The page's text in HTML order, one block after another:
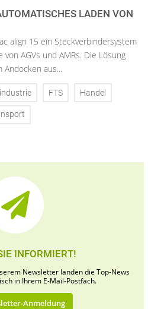
LADEN VON
align 15 ein Steckverbindersystem
AGVs und AMRs. Die Lösung
aus...
FTS Handel
INFORMIERT!
Newsletter landen die Top-News
in Ihrem E-Mail-Postfach.
Anmeldung